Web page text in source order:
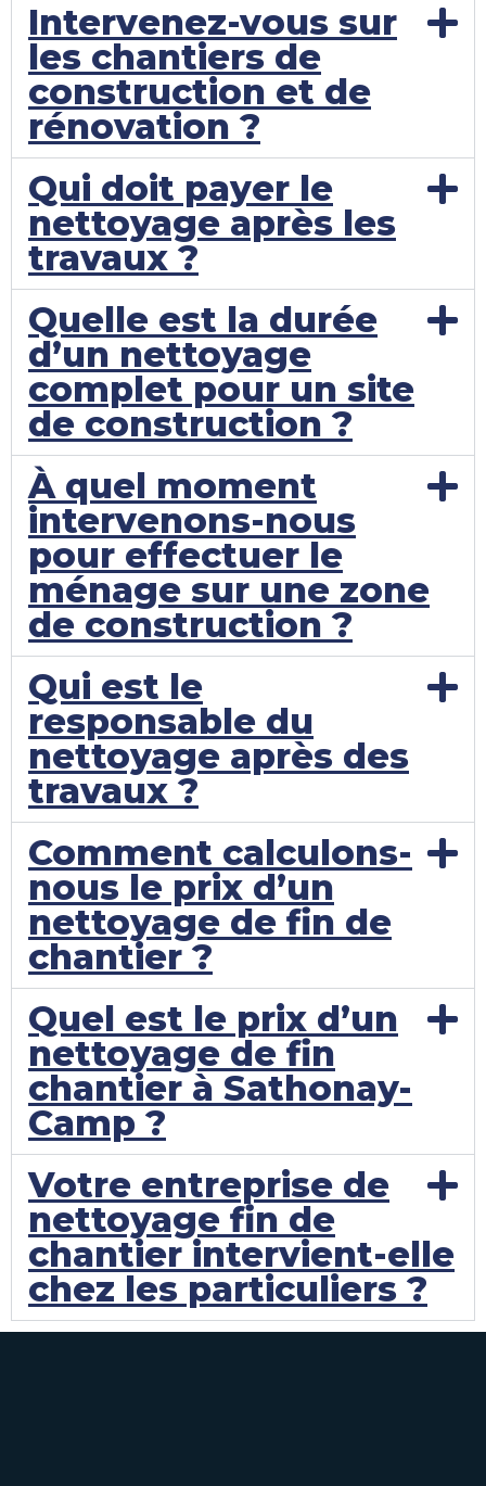
Intervenez-vous sur
les chantiers de
construction et de
rénovation ?
Qui doit payer le
nettoyage après les
travaux ?
Quelle est la durée
d’un nettoyage
complet pour un site
de construction ?
À quel moment
intervenons-nous
pour effectuer le
ménage sur une zone
de construction ?
Qui est le
responsable du
nettoyage après des
travaux ?
Comment calculons-
nous le prix d’un
nettoyage de fin de
chantier ?
Quel est le prix d’un
nettoyage de fin
chantier à Sathonay-
Camp ?
Votre entreprise de
nettoyage fin de
chantier intervient-elle
chez les particuliers ?